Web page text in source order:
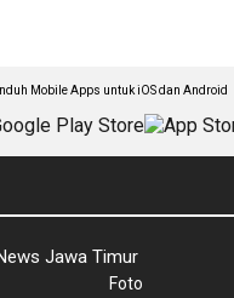
Mobile Apps untuk iOS dan Android
Jawa Timur
Foto